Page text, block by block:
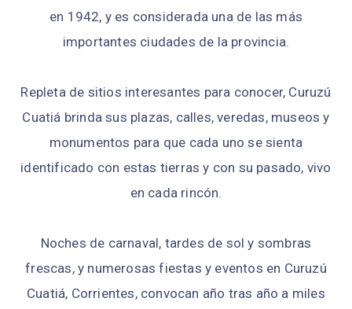
en 1942, y es considerada una de las más
importantes ciudades de la provincia.
Repleta de sitios interesantes para conocer, Curuzú
Cuatiá brinda sus plazas, calles, veredas, museos y
monumentos para que cada uno se sienta
identificado con estas tierras y con su pasado, vivo
en cada rincón.
Noches de carnaval, tardes de sol y sombras
frescas, y numerosas fiestas y eventos en Curuzú
Cuatiá, Corrientes, convocan año tras año a miles